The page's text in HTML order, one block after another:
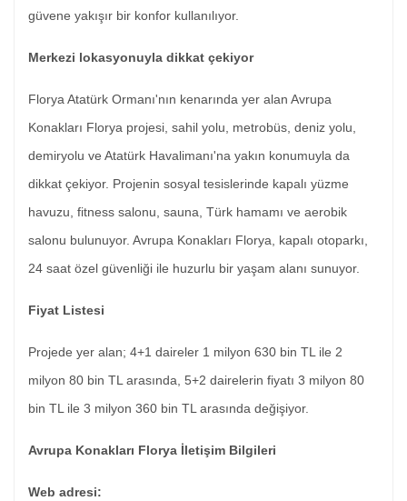
güvene yakışır bir konfor kullanılıyor.
Merkezi lokasyonuyla dikkat çekiyor
Florya Atatürk Ormanı'nın kenarında yer alan Avrupa
Konakları Florya projesi, sahil yolu, metrobüs, deniz yolu,
demiryolu ve Atatürk Havalimanı'na yakın konumuyla da
dikkat çekiyor. Projenin sosyal tesislerinde kapalı yüzme
havuzu, fitness salonu, sauna, Türk hamamı ve aerobik
salonu bulunuyor. Avrupa Konakları Florya, kapalı otoparkı,
24 saat özel güvenliği ile huzurlu bir yaşam alanı sunuyor.
Fiyat Listesi
Projede yer alan; 4+1 daireler 1 milyon 630 bin TL ile 2
milyon 80 bin TL arasında, 5+2 dairelerin fiyatı 3 milyon 80
bin TL ile 3 milyon 360 bin TL arasında değişiyor.
Avrupa Konakları Florya İletişim Bilgileri
Web adresi: